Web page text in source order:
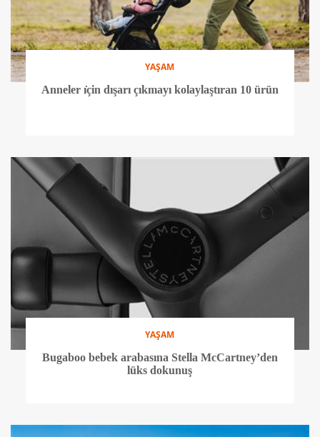
YAŞAM
Anneler ı̇çin dışarı çıkmayı kolaylaştıran 10 ürün
YAŞAM
Bugaboo bebek arabasına Stella McCartney’den
lüks dokunuş